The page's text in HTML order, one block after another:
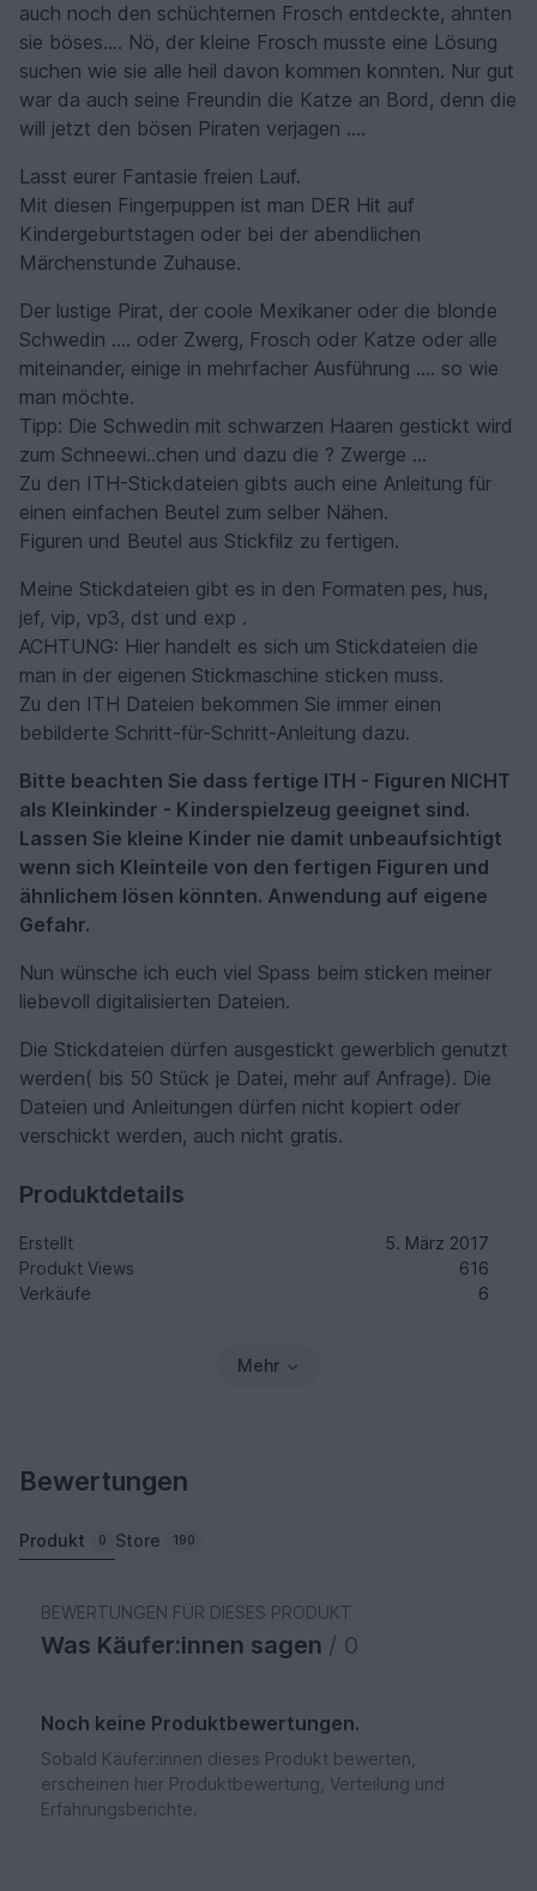
auch noch den schüchternen Frosch entdeckte, ahnten
sie böses.... Nö, der kleine Frosch musste eine Lösung
suchen wie sie alle heil davon kommen konnten. Nur gut
war da auch seine Freundin die Katze an Bord, denn die
will jetzt den bösen Piraten verjagen ....
Lasst eurer Fantasie freien Lauf.
Mit diesen Fingerpuppen ist man DER Hit auf
Kindergeburtstagen oder bei der abendlichen
Märchenstunde Zuhause.
Der lustige Pirat, der coole Mexikaner oder die blonde
Schwedin .... oder Zwerg, Frosch oder Katze oder alle
miteinander, einige in mehrfacher Ausführung .... so wie
man möchte.
Tipp: Die Schwedin mit schwarzen Haaren gestickt wird
zum Schneewi..chen und dazu die ? Zwerge ...
Zu den ITH-Stickdateien gibts auch eine Anleitung für
einen einfachen Beutel zum selber Nähen.
Figuren und Beutel aus Stickfilz zu fertigen.
Meine Stickdateien gibt es in den Formaten pes, hus,
jef, vip, vp3, dst und exp .
ACHTUNG: Hier handelt es sich um Stickdateien die
man in der eigenen Stickmaschine sticken muss.
Zu den ITH Dateien bekommen Sie immer einen
bebilderte Schritt-für-Schritt-Anleitung dazu.
Bitte beachten Sie dass fertige ITH - Figuren NICHT
als Kleinkinder - Kinderspielzeug geeignet sind.
Lassen Sie kleine Kinder nie damit unbeaufsichtigt
wenn sich Kleinteile von den fertigen Figuren und
ähnlichem lösen könnten. Anwendung auf eigene
Gefahr.
Nun wünsche ich euch viel Spass beim sticken meiner
liebevoll digitalisierten Dateien.
Die Stickdateien dürfen ausgestickt gewerblich genutzt
werden( bis 50 Stück je Datei, mehr auf Anfrage). Die
Dateien und Anleitungen dürfen nicht kopiert oder
verschickt werden, auch nicht gratis.
Produktdetails
Erstellt
5. März 2017
Produkt Views
616
Verkäufe
6
Mehr
Bewertungen
Produkt 0 Store 190
BEWERTUNGEN FÜR DIESES PRODUKT
Was Käufer:innen sagen / 0
Noch keine Produktbewertungen.
Sobald Käufer:innen dieses Produkt bewerten,
erscheinen hier Produktbewertung, Verteilung und
Erfahrungsberichte.